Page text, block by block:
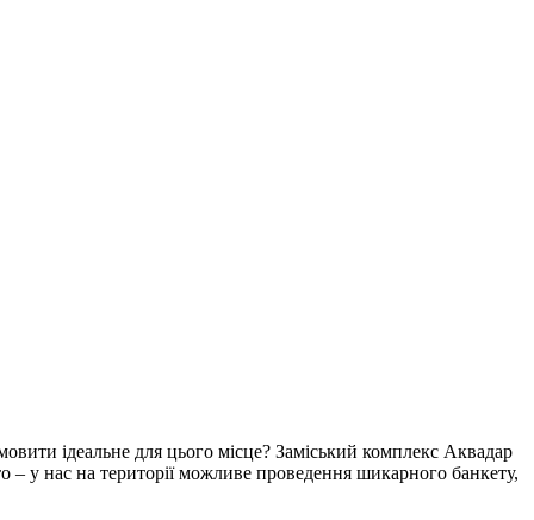
ідеальне для цього місце? Заміський комплекс Аквадар
– у нас на території можливе проведення шикарного банкету,